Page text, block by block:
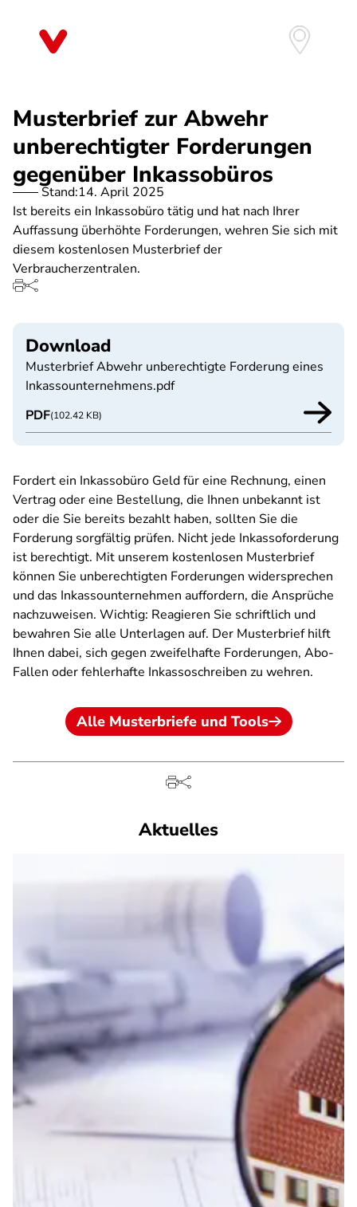
Musterbrief zur Abwehr
unberechtigter Forderungen
gegenüber Inkassobüros
Stand:14. April 2025
Ist bereits ein Inkassobüro tätig und hat nach Ihrer
Auffassung überhöhte Forderungen, wehren Sie sich mit
diesem kostenlosen Musterbrief der
Verbraucherzentralen.
Download
Musterbrief Abwehr unberechtigte Forderung eines
Inkassounternehmens.pdf
PDF(102.42 KB)
Fordert ein Inkassobüro Geld für eine Rechnung, einen
Vertrag oder eine Bestellung, die Ihnen unbekannt ist
oder die Sie bereits bezahlt haben, sollten Sie die
Forderung sorgfältig prüfen. Nicht jede Inkassoforderung
ist berechtigt. Mit unserem kostenlosen Musterbrief
können Sie unberechtigten Forderungen widersprechen
und das Inkassounternehmen auffordern, die Ansprüche
nachzuweisen. Wichtig: Reagieren Sie schriftlich und
bewahren Sie alle Unterlagen auf. Der Musterbrief hilft
Ihnen dabei, sich gegen zweifelhafte Forderungen, Abo-
Fallen oder fehlerhafte Inkassoschreiben zu wehren.
Alle Musterbriefe und Tools
Aktuelles